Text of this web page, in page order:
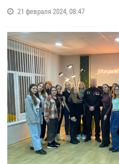
21 февраля 2024, 08:47